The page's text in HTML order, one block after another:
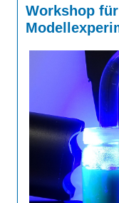
Eduthek
Unsere Linktipps
Pressearchiv
Benzolring-Archiv
Workshop